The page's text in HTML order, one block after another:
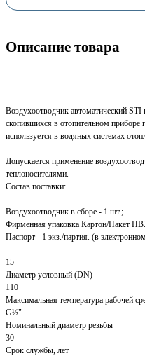
Описание товара
Воздухоотводчик автоматический STI
скопившихся в отопительном приборе
используется в водяных системах
Допускается применение
теплоносителями.
Состав поставки:
Воздухоотводчик в сборе - 1 шт.;
Фирменная упаковка Картон/Пакет
Паспорт - 1 экз./партия. (в
15
Диаметр условный (DN)
110
Максимальная температура рабочей
G½"
Номинальный диаметр резьбы
30
Срок службы, лет